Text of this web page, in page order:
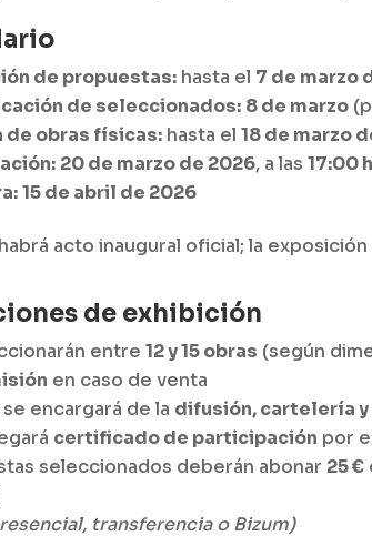
de propuestas: hasta el 7 de marzo
de seleccionados: 8 de marzo
de obras físicas: hasta el18 de marzo
20 de marzo de 2026, a las17:00 h
15 de abril de 2026
acto inaugural oficial; la
de exhibición
entre12 y 15 obras (según
en caso de venta
se encargará de la difusión, cartelería
certificado de participación por
seleccionados deberán abonar 25 €
transferencia o Bizum)